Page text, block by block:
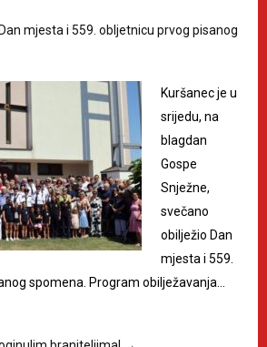
mjesta i 559. obljetnicu prvog pisanog
Kuršanec je u
srijedu, na
blagdan
Gospe
Snježne,
svečano
obilježio Dan
mjesta i 559.
spomena. Program obilježavanja…